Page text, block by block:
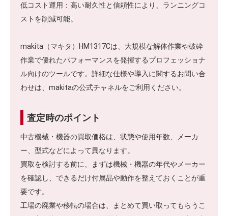
低コスト運用：高い耐久性と信頼性により、ランニングコ
ストを削減可能。
makita（マキタ）HM1317Cは、大規模な解体作業や破砕
作業で優れたパフォーマンスを発揮するプロフェッショナ
ル向けのツールです。詳細な仕様や導入に関するお問い合
わせは、makitaの公式チャネルをご利用ください。
査定時のポイント
中古機械・機器の買取価格は、状態や使用年数、メーカ
ー、型式などによって異なります。
買取を検討する前に、まずは機械・機器の年代やメーカー
を確認し、できるだけ付属品や動作を整えておくことが重
要です。
工場の廃業や移転の場合は、まとめて買い取ってもらうこ